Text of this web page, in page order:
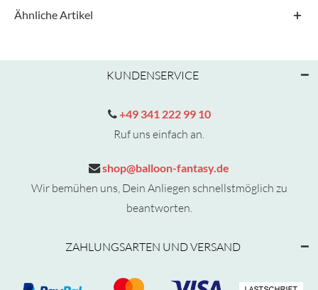
Ähnliche Artikel
KUNDENSERVICE
+49 341 222 99 10
Ruf uns einfach an.
shop@balloon-fantasy.de
Wir bemühen uns, Dein Anliegen schnellstmöglich zu
beantworten.
ZAHLUNGSARTEN UND VERSAND